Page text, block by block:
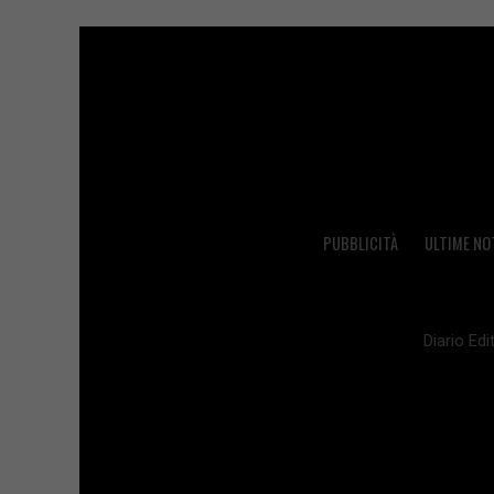
PUBBLICITÀ ULTIME
Diario